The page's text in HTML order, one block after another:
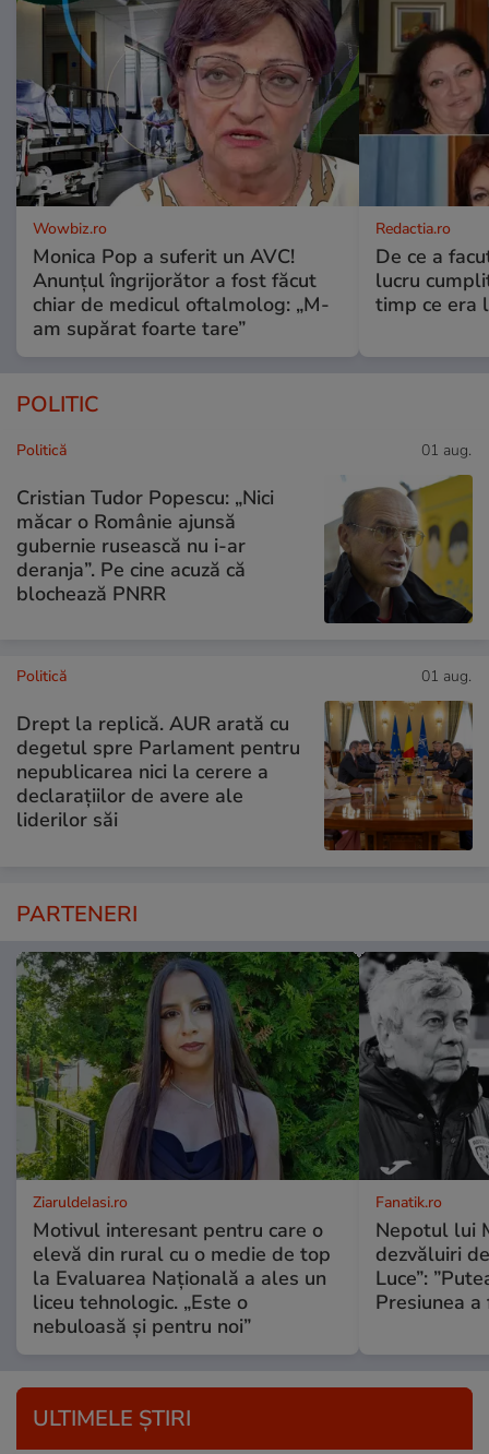
Wowbiz.ro
Monica Pop a suferit un AVC!
Anunțul îngrijorător a fost făcut
chiar de medicul oftalmolog: „M-
am supărat foarte tare”
Redactia.ro
De ce a
lucru
timp ce era
POLITIC
Politică 01 aug.
Cristian Tudor Popescu: „Nici
măcar o Românie ajunsă
gubernie rusească nu i-ar
deranja”. Pe cine acuză că
blochează PNRR
Politică 01 aug.
Drept la replică. AUR arată cu
degetul spre Parlament pentru
nepublicarea nici la cerere a
declarațiilor de avere ale
liderilor săi
PARTENERI
ZiaruldeIasi.ro
Motivul interesant pentru care o
elevă din rural cu o medie de top
la Evaluarea Națională a ales un
liceu tehnologic. „Este o
nebuloasă și pentru noi”
Fanatik.ro
Nepotul lui
dezvăluiri
Luce”:
Presiunea
ULTIMELE ȘTIRI